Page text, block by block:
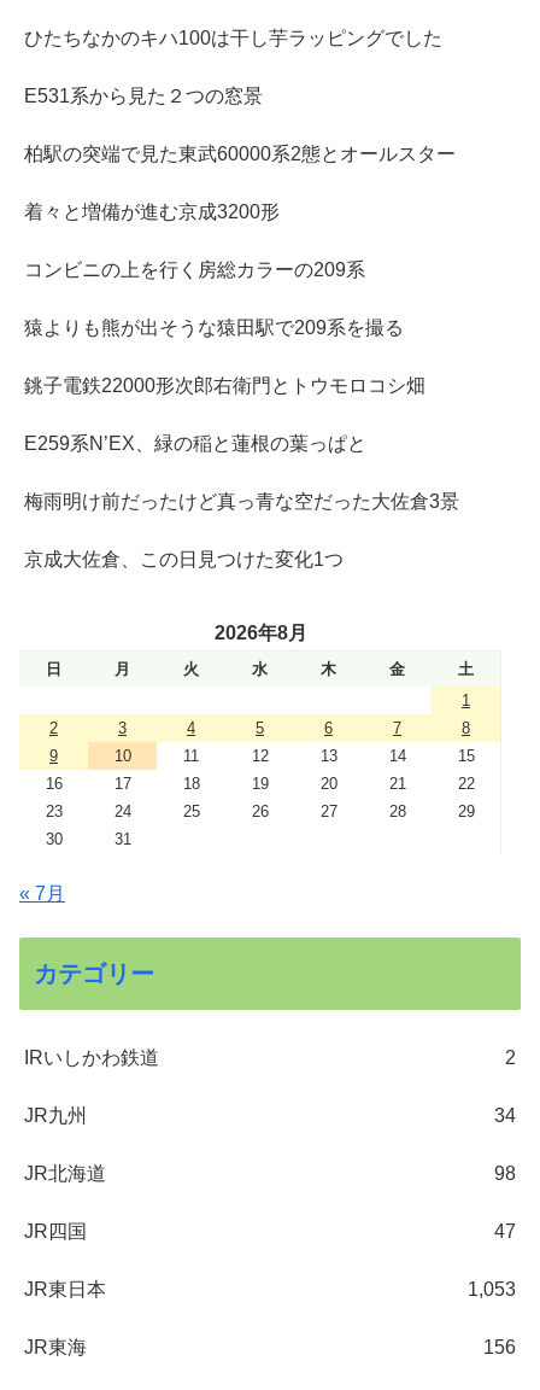
ひたちなかのキハ100は干し芋ラッピングでした
E531系から見た２つの窓景
柏駅の突端で見た東武60000系2態とオールスター
着々と増備が進む京成3200形
コンビニの上を行く房総カラーの209系
猿よりも熊が出そうな猿田駅で209系を撮る
銚子電鉄22000形次郎右衛門とトウモロコシ畑
E259系N’EX、緑の稲と蓮根の葉っぱと
梅雨明け前だったけど真っ青な空だった大佐倉3景
京成大佐倉、この日見つけた変化1つ
2026年8月
日 月 火 水 木 金
土
1
2
3 4 5 6 7
8
9
10 11 12 13 14
15
16
17 18 19 20 21
22
23
24 25 26 27 28
29
30
31
« 7月
カテゴリー
IRいしかわ鉄道 2
JR九州 34
JR北海道 98
JR四国 47
JR東日本 1,053
JR東海 156